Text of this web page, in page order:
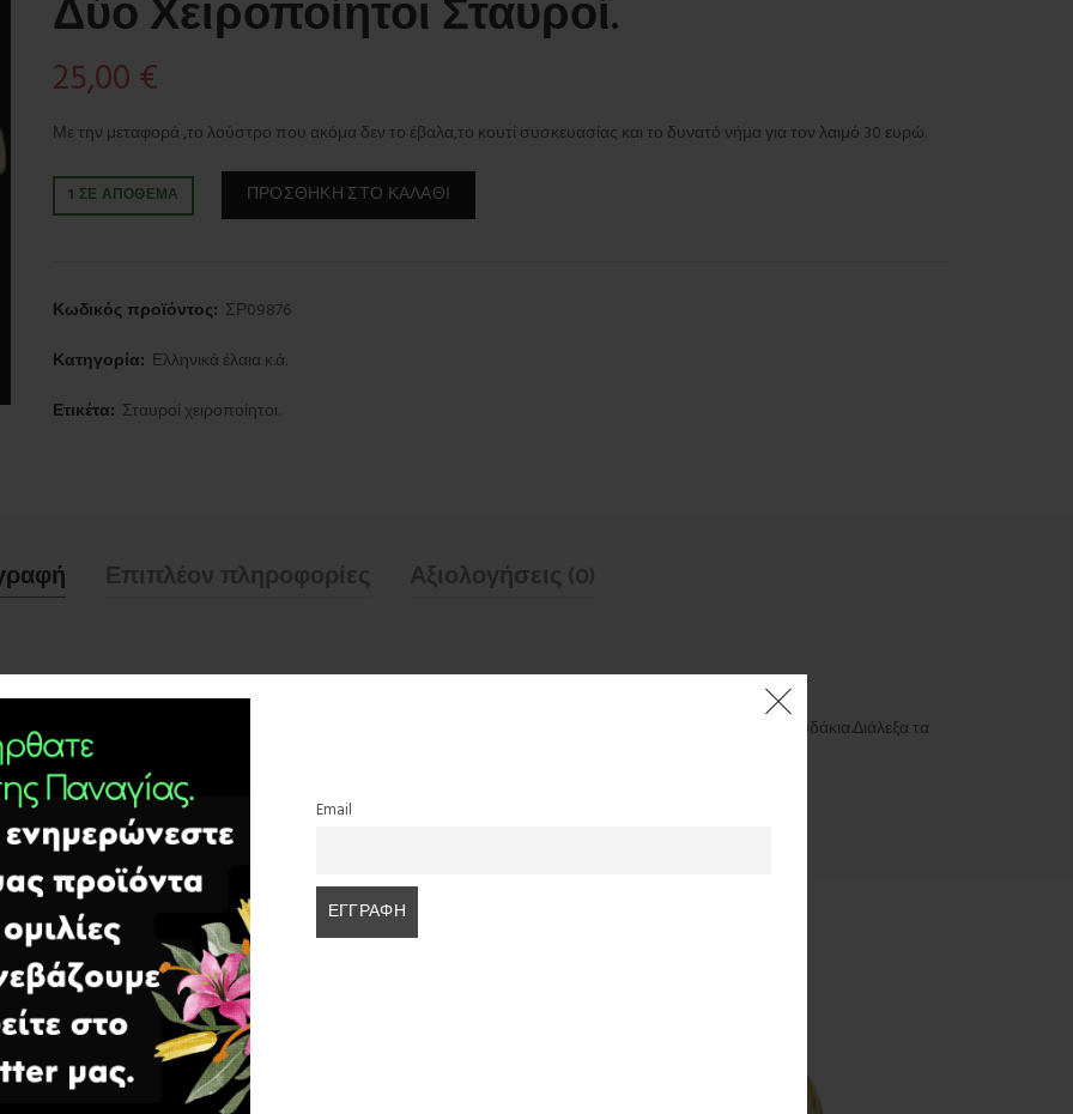
Email
25,00 €
Με την μεταφορά ,το λούστρο που ακόμα δεν το έβαλα,το κουτί συσκευασίας και το δυνατό νήμα για τον λαιμό 30 ευρώ.
1 ΣΕ ΑΠΌΘΕΜΑ ΠΡΟΣΘΉΚΗ ΣΤΟ ΚΑΛΆΘΙ
Κωδικός προϊόντος: ΣΡ09876
Κατηγορία: Ελληνικά έλαια κ.ά.
Ετικέτα: Σταυροί χειροποίητοι.
Επιπλέον πληροφορίες Αξιολογήσεις (0)
Χριστού,με ζωστικό ,αλλά όχι μαύρο όπως των μοναχών και με μαλιά και λίγη γενειάδα,σκάλιζε Σταυρουδάκια.Διάλεξα τα
έβλεπα αρκετές μέρες στο Άγιον Όρος.
ΣΧΕΤΙΚΆ ΠΡΟΪΌΝΤΑ